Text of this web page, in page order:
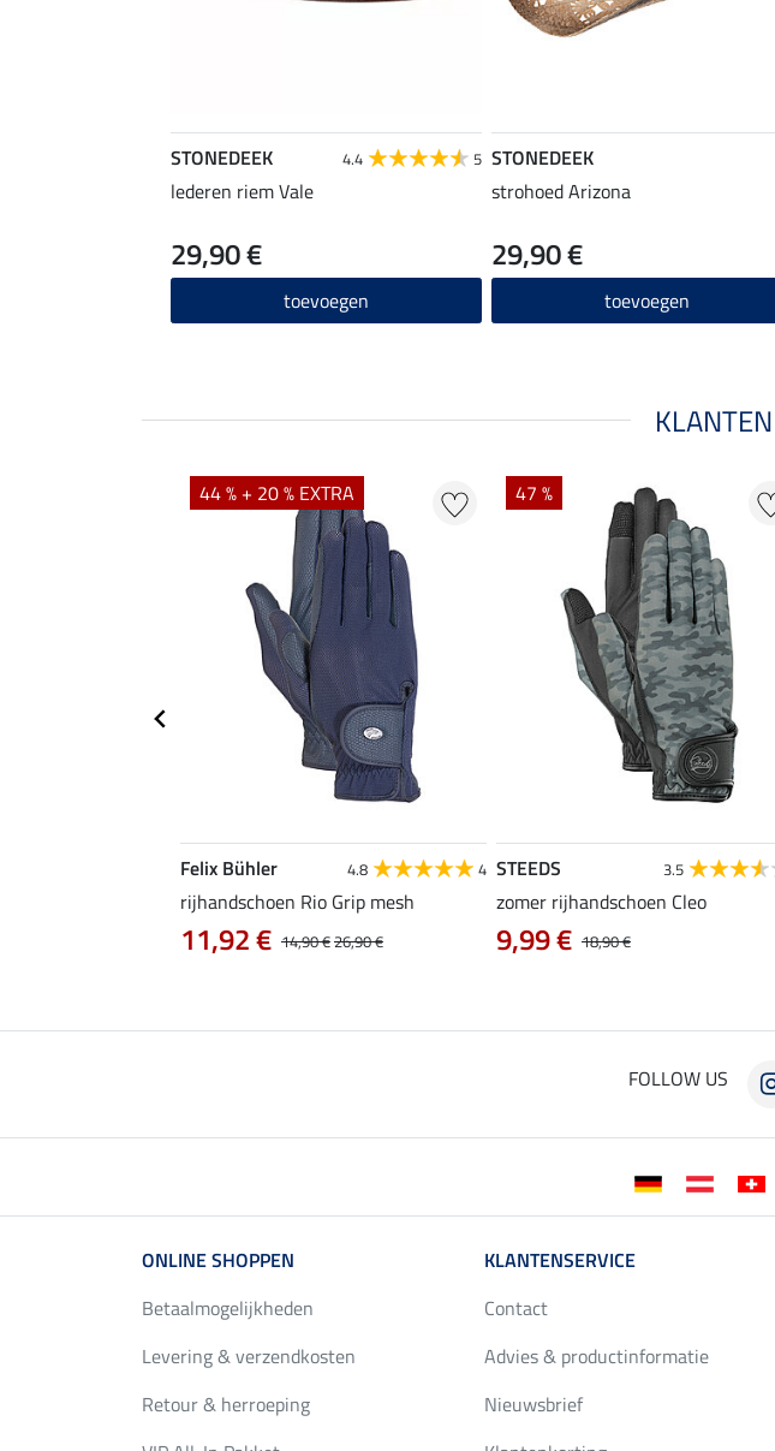
STONEDEEK 4.4 5
lederen riem Vale
29,90 €
toevoegen
STONEDEEK
strohoed Arizona
29,90 €
toevoegen
44 % + 20 % EXTRA
Felix Bühler 4.8 4
rijhandschoen Rio Grip mesh
14,90 €26,90 €
11,92 €
47 %
STEEDS 3.5
zomer rijhandschoen Cleo
18,90 €
9,99 €
FOLLOW US
ONLINE SHOPPEN
Betaalmogelijkheden
Levering & verzendkosten
Retour & herroeping
KLANTENSERVICE
Contact
Advies & productinformatie
Nieuwsbrief